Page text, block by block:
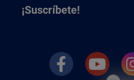
¡Suscríbete!